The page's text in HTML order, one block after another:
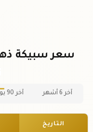
آخر 6 أشهر آخر 90 يوم
التاريخ